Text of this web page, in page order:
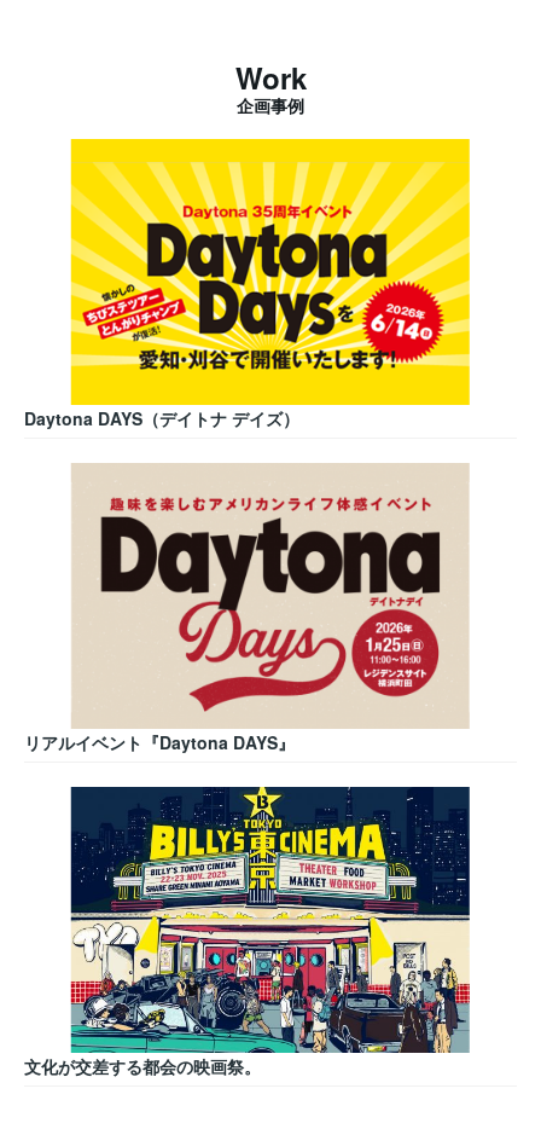
Work
企画事例
Daytona DAYS（デイトナ デイズ）
リアルイベント『Daytona DAYS』
文化が交差する都会の映画祭。